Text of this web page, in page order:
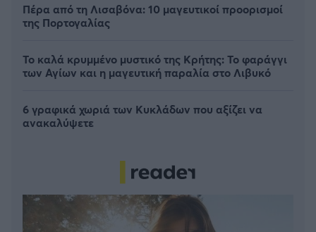
Πέρα από τη Λισαβόνα: 10 μαγευτικοί προορισμοί
της Πορτογαλίας
Το καλά κρυμμένο μυστικό της Κρήτης: Το φαράγγι
των Αγίων και η μαγευτική παραλία στο Λιβυκό
6 γραφικά χωριά των Κυκλάδων που αξίζει να
ανακαλύψετε